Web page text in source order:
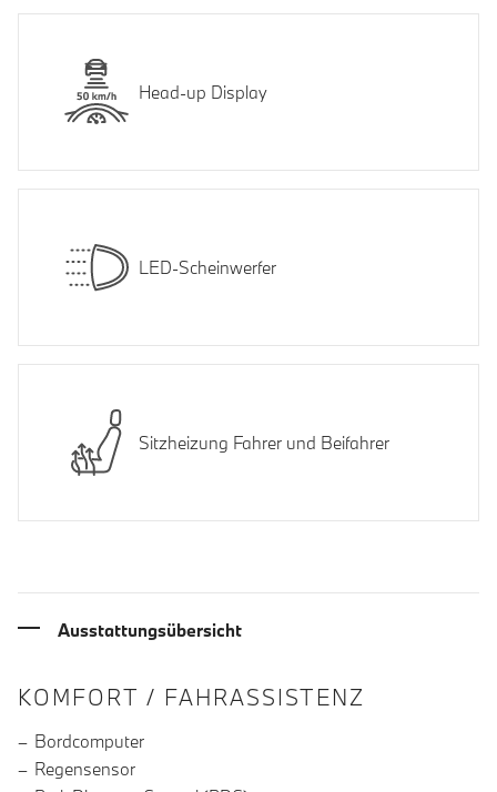
Head-up Display
LED-Scheinwerfer
Sitzheizung Fahrer und Beifahrer
Ausstattungsübersicht
INFORMATIONEN ÜBER DIE
KOMFORT / FAHRASSISTENZ
Bordcomputer
Regensensor